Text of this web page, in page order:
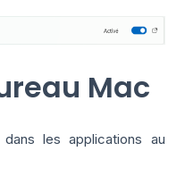
Mac
les applications au